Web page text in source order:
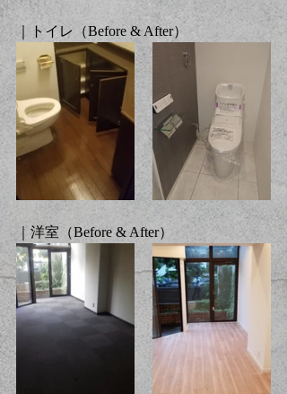
｜トイレ（Before & After）
｜洋室（Before & After）